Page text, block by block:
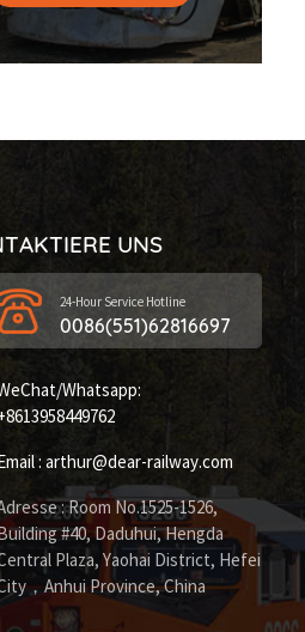
UNS
24-Hour Service Hotline
0086(551)62816697
Whatsapp:
: arthur@dear-railway.com
: Room No.1525-1526,
#40, Daduhui, Hengda
Plaza, Yaohai District, Hefei
，Anhui Province, China